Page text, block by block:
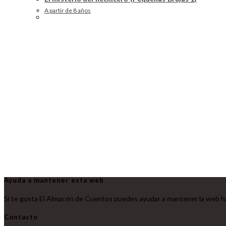
A partir de 8 años
Ayuda a mantener esta web
Si te gusta El Almacén de Cuentos puedes ayudar a mantener la web
Contacto